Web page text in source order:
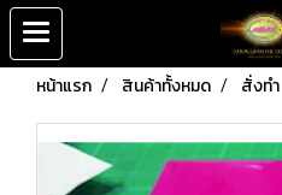
หน้าแรก สินค้าทั้งหมด สั่งทำ